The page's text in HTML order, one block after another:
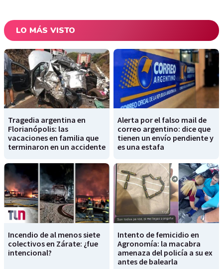
LO MÁS VISTO
Tragedia argentina en
Florianópolis: las
vacaciones en familia que
terminaron en un accidente
Alerta por el falso mail de
correo argentino: dice que
tienen un envío pendiente y
es una estafa
Incendio de al menos siete
colectivos en Zárate: ¿fue
intencional?
Intento de femicidio en
Agronomía: la macabra
amenaza del policía a su ex
antes de balearla